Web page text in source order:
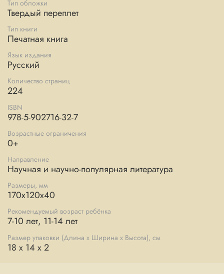
Тип обложки
Твердый переплет
Тип книги
Печатная книга
Язык издания
Русский
Количество страниц
224
ISBN
978-5-902716-32-7
Возрастные ограничения
0+
Направление
Научная и научно-популярная литература
Размеры, мм
170х120х40
Рекомендуемый возраст ребёнка
7-10 лет, 11-14 лет
Размер упаковки (Длина х Ширина х Высота), см
18 x 14 x 2